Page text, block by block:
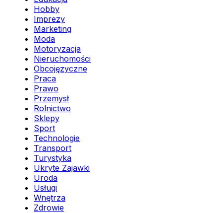
Hobby
Imprezy
Marketing
Moda
Motoryzacja
Nieruchomości
Obcojęzyczne
Praca
Prawo
Przemysł
Rolnictwo
Sklepy
Sport
Technologie
Transport
Turystyka
Ukryte Zajawki
Uroda
Usługi
Wnętrza
Zdrowie